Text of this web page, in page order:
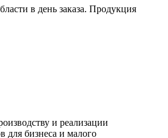
в день заказа. Продукция
и реализации
для бизнеса и малого